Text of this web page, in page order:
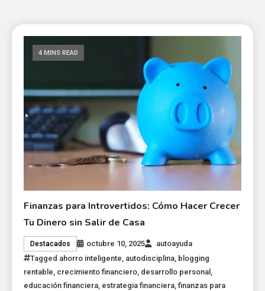
4 MINS READ
Finanzas para Introvertidos: Cómo Hacer Crecer
Tu Dinero sin Salir de Casa
Destacados octubre 10, 2025
autoayuda
Tagged ahorro inteligente autodisciplina blogging
rentable crecimiento financiero desarrollo personal
educación financiera estrategia financiera ,finanzas para